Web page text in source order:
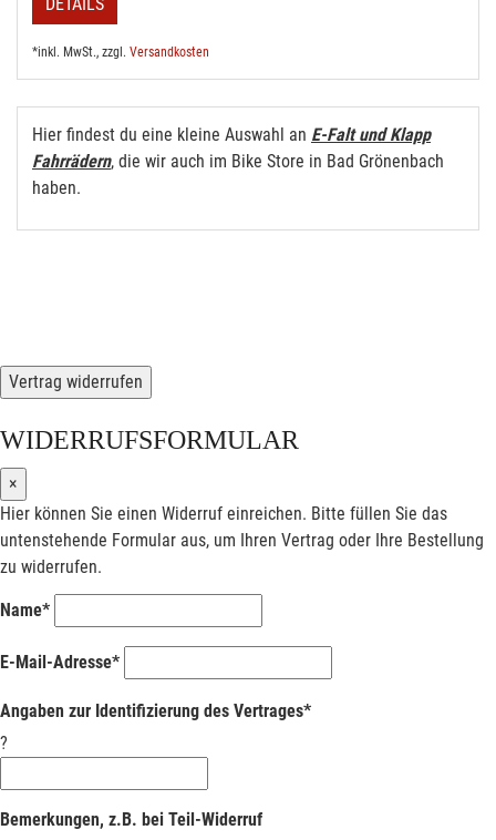
*inkl. MwSt., zzgl. Versandkosten
Hier findest du eine kleine Auswahl an E-Falt und Klapp
Fahrrädern, die wir auch im Bike Store in Bad Grönenbach
haben.
Vertrag widerrufen
WIDERRUFSFORMULAR
×
Hier können Sie einen Widerruf einreichen. Bitte füllen Sie das
untenstehende Formular aus, um Ihren Vertrag oder Ihre Bestellung
zu widerrufen.
Name*
E-Mail-Adresse*
Angaben zur Identifizierung des Vertrages*
?
Bemerkungen, z.B. bei Teil-Widerruf